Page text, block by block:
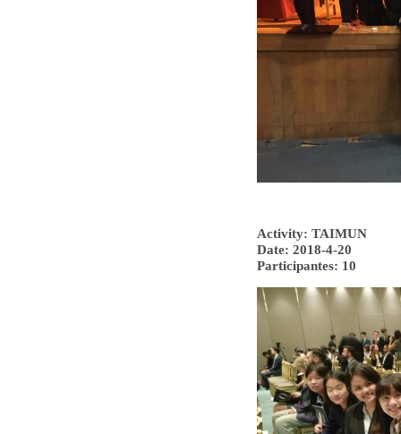
Activity: TAIMUN
Date: 2018-4-20
Participantes: 10